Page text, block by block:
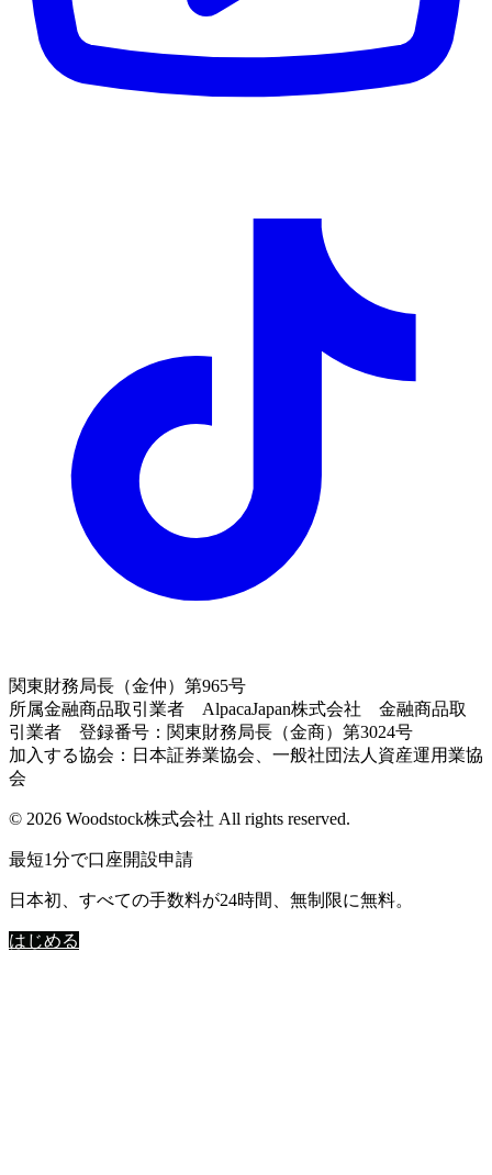
関東財務局長（金仲）第965号
所属金融商品取引業者 AlpacaJapan株式会社 金融商品取
引業者 登録番号：関東財務局長（金商）第3024号
加入する協会：日本証券業協会、一般社団法人資産運用業協
会
© 2026 Woodstock株式会社 All rights reserved.
最短1分で口座開設申請
日本初、すべての手数料が24時間、無制限に無料。
はじめる